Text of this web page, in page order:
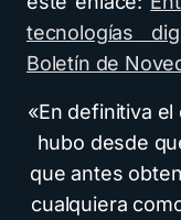
tecnologías
Boletín de
«En definitiva
hubo desde
que antes
cualquiera